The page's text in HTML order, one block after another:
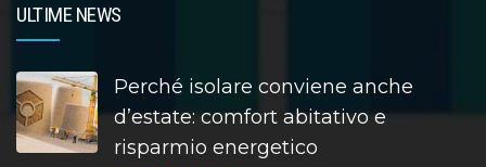
ULTIME NEWS
Perché isolare conviene anche
d’estate: comfort abitativo e
risparmio energetico